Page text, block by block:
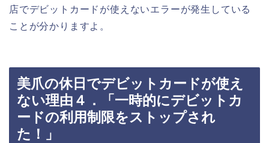
店でデビットカードが使えないエラーが発生している
ことが分かりますよ。
美爪の休日でデビットカードが使え
ない理由４．「一時的にデビットカ
ードの利用制限をストップされ
た！」